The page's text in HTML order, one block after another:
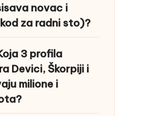
novac i
za radni sto)?
3 profila
Devici, Škorpiji i
milione i